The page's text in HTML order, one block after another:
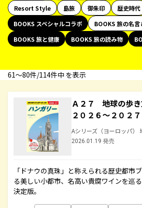
Resort Style
島旅 御朱印 歴史時代
BOOKS スペシャルコラボ
BOOKS 旅の名言
BOOKS 旅と健康
BOOKS 旅の読み物
61〜80件/114件中 を表示
Ａ２７ 地球の歩
２０２６～２０２７
Aシリーズ（ヨーロッパ）
2026.01.19 発売
「ドナウの真珠」と称えられる歴史都市
る美しい小都市、名高い貴腐ワインを巡
決定版。